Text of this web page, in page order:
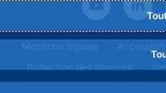
Footer legal notice
Mentions légales
Protection des données